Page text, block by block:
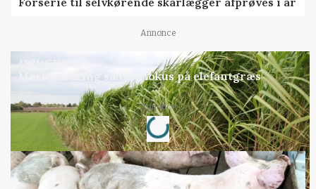
Annonce
ARRANGEMENT
Markvandring sætter fokus på elefantgræs
Annonce
Loading...